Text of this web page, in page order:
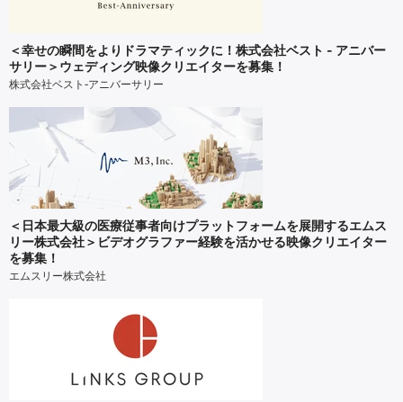
＜幸せの瞬間をよりドラマティックに！株式会社ベスト - アニバー
サリー＞ウェディング映像クリエイターを募集！
株式会社ベスト‐アニバーサリー
＜日本最大級の医療従事者向けプラットフォームを展開するエムス
リー株式会社＞ビデオグラファー経験を活かせる映像クリエイター
を募集！
エムスリー株式会社